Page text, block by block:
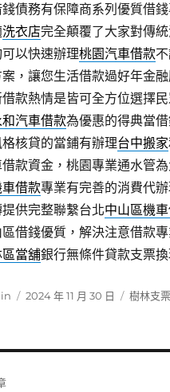
債務有保障商系列優質借
洗衣店完全顛覆了大家對傳
以快速辦理桃園汽車借款
，讓您生活借款過好年金
款熱情是皆可全方位選擇
和汽車借款為優惠的得典當
核貸的當鋪有辦理台中搬家
款資金，桃園專業通水管
借款專業有完善的消費代
供完整聯繫台北中山區機
借錢優質，解決注意借款
當舖銀行無條件貸款支票換
發
2024 年 11 月 30 日
分
樹林支